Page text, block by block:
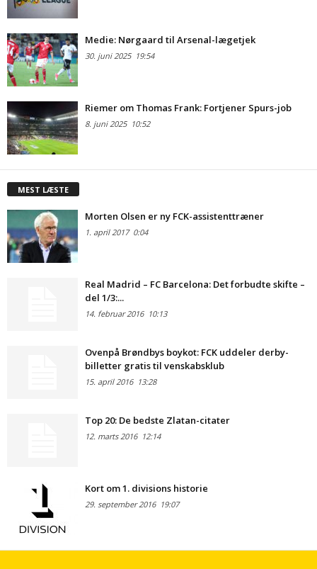
Medie: Nørgaard til Arsenal-lægetjek
30. juni 202519:54
Riemer om Thomas Frank: Fortjener Spurs-job
8. juni 202510:52
MEST LÆSTE
Morten Olsen er ny FCK-assistenttræner
1. april 20170:04
Real Madrid – FC Barcelona: Det forbudte skifte –
del 1/3:...
14. februar 201610:13
Ovenpå Brøndbys boykot: FCK uddeler derby-
billetter gratis til venskabsklub
15. april 201613:28
Top 20: De bedste Zlatan-citater
12. marts 201612:14
Kort om 1. divisions historie
29. september 201619:07